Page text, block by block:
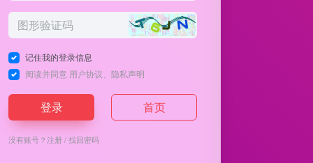
记住我的登录信息
阅读并同意 用户协议 隐私声明
登录 首页
没有账号？注册/找回密码